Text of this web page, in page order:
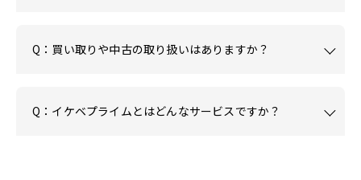
Q：買い取りや中古の取り扱いはありますか？
Q：イケベプライムとはどんなサービスですか？